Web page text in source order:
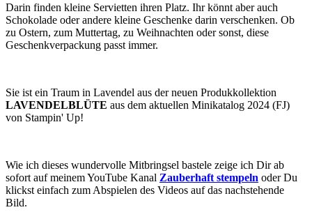
Darin finden kleine Servietten ihren Platz. Ihr könnt aber auch
Schokolade oder andere kleine Geschenke darin verschenken. Ob
zu Ostern, zum Muttertag, zu Weihnachten oder sonst, diese
Geschenkverpackung passt immer.
Sie ist ein Traum in Lavendel aus der neuen Produkkollektion
LAVENDELBLÜTE aus dem aktuellen Minikatalog 2024 (FJ)
von Stampin' Up!
Wie ich dieses wundervolle Mitbringsel bastele zeige ich Dir ab
sofort auf meinem YouTube Kanal Zauberhaft stempeln oder Du
klickst einfach zum Abspielen des Videos auf das nachstehende
Bild.